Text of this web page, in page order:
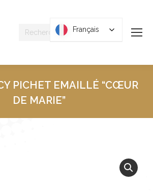
Recherche
PICHET EMAILLÉ “CŒUR
DE MARIE”
Français
Français